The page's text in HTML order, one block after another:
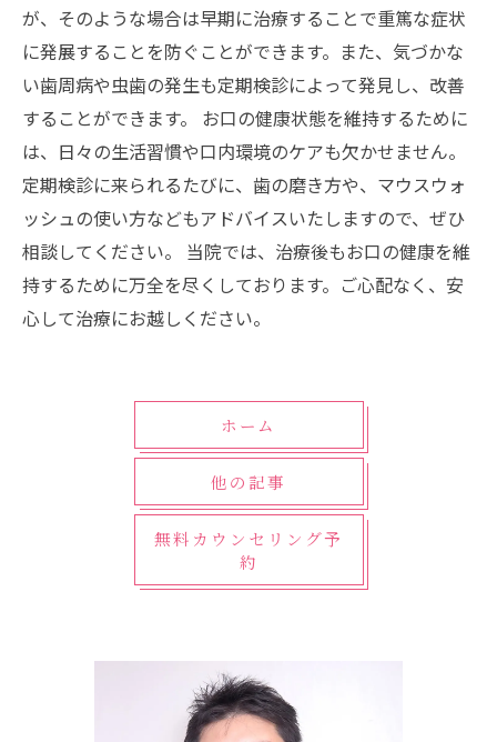
が、そのような場合は早期に治療することで重篤な症状
に発展することを防ぐことができます。また、気づかな
い歯周病や虫歯の発生も定期検診によって発見し、改善
することができます。 お口の健康状態を維持するために
は、日々の生活習慣や口内環境のケアも欠かせません。
定期検診に来られるたびに、歯の磨き方や、マウスウォ
ッシュの使い方などもアドバイスいたしますので、ぜひ
相談してください。 当院では、治療後もお口の健康を維
持するために万全を尽くしております。ご心配なく、安
心して治療にお越しください。
ホーム
他の記事
無料カウンセリング予
約